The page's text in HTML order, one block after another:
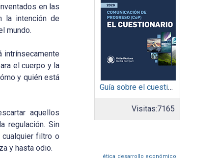
en las
la intención de
mundo.
intrínsecamente
el cuerpo y la
y quién está
aquellos
regulación. Sin
cualquier filtro o
y hasta odio.
Guía sobre el cuestionario: Comunicación de Progreso
Visitas:7165
ética desarrollo económico